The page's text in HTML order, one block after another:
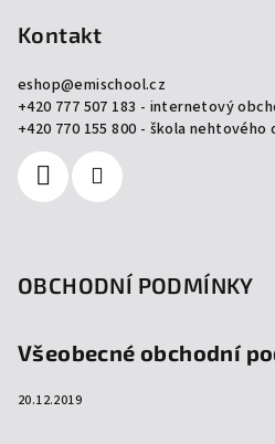
Kontakt
eshop@emischool.cz
+420 777 507 183 - internetový
+420 770 155 800 - škola nehtového
OBCHODNÍ PODMÍNKY
Všeobecné obchodní
20.12.2019